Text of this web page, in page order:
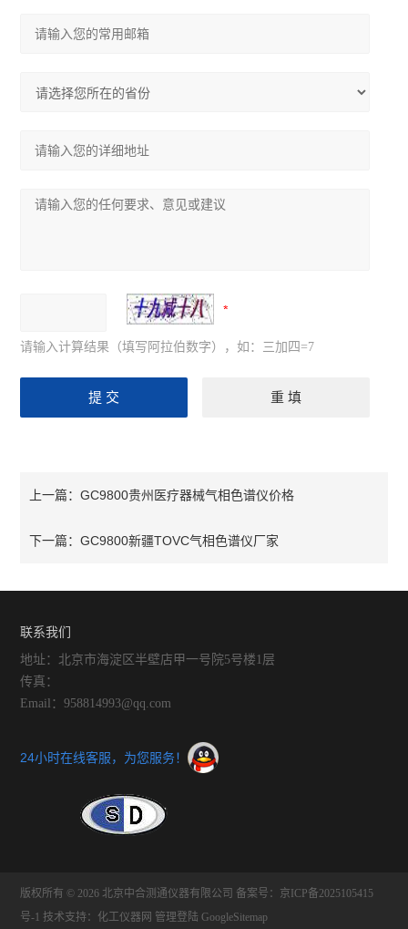
请输入计算结果（填写阿拉伯数字），如：三加四=7
上一篇：GC9800贵州医疗器械气相色谱仪价格
下一篇：GC9800新疆TOVC气相色谱仪厂家
联系我们
地址：北京市海淀区半壁店甲一号院5号楼1层
传真：
Email：958814993@qq.com
24小时在线客服，为您服务！
版权所有 © 2026 北京中合测通仪器有限公司 备案号：京ICP备2025105415
号-1 技术支持： 化工仪器网 管理登陆 GoogleSitemap